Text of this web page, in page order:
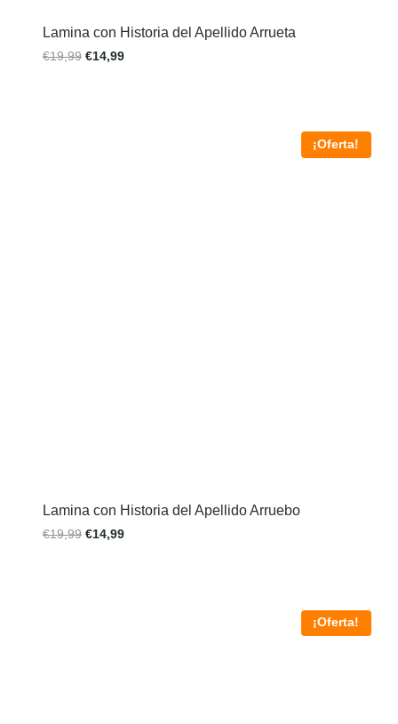
Lamina con Historia del Apellido Arrueta
€19,99 €14,99
¡Oferta!
Lamina con Historia del Apellido Arruebo
€19,99 €14,99
¡Oferta!